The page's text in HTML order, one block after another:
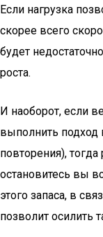
Если нагрузка
скорее всего
будет
роста.
И наоборот, если
выполнить подход
повторения),
остановитесь вы
этого запаса, в
позволит осилить